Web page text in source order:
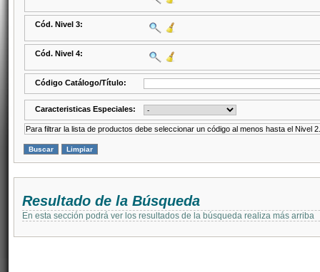
Cód. Nivel 3:
Cód. Nivel 4:
Código Catálogo/Título:
Caracteristicas Especiales:
Para filtrar la lista de productos debe seleccionar un código al menos hasta el Nivel 2.
Resultado de la Búsqueda
En esta sección podrá ver los resultados de la búsqueda realiza más arriba